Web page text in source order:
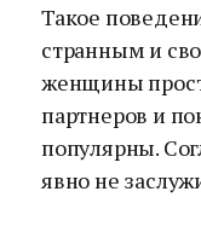
Такое
странным и
женщины
партнеров и
популярны.
явно не